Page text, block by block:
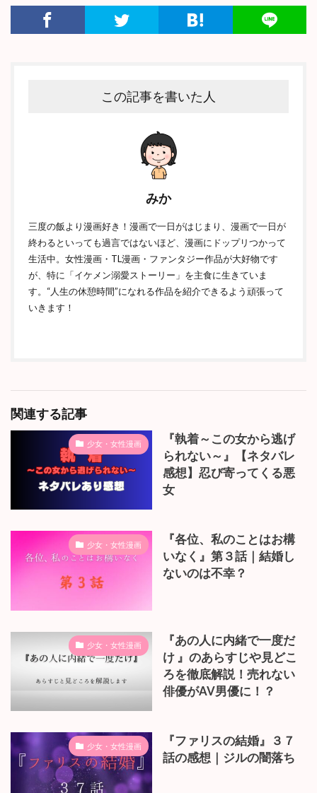
この記事を書いた人
みか
三度の飯より漫画好き！漫画で一日がはじまり、漫画で一日が
終わるといっても過言ではないほど、漫画にドップリつかって
生活中。女性漫画・TL漫画・ファンタジー作品が大好物です
が、特に「イケメン溺愛ストーリー」を主食に生きていま
す。“人生の休憩時間”になれる作品を紹介できるよう頑張って
いきます！
関連する記事
少女・女性漫画
『執着～この女から逃げ
られない～』【ネタバレ
感想】忍び寄ってくる悪
女
少女・女性漫画
『各位、私のことはお構
いなく』第３話｜結婚し
ないのは不幸？
少女・女性漫画
『あの人に内緒で一度だ
け 』のあらすじや見どこ
ろを徹底解説！売れない
俳優がAV男優に！？
少女・女性漫画
『ファリスの結婚』３７
話の感想｜ジルの闇落ち